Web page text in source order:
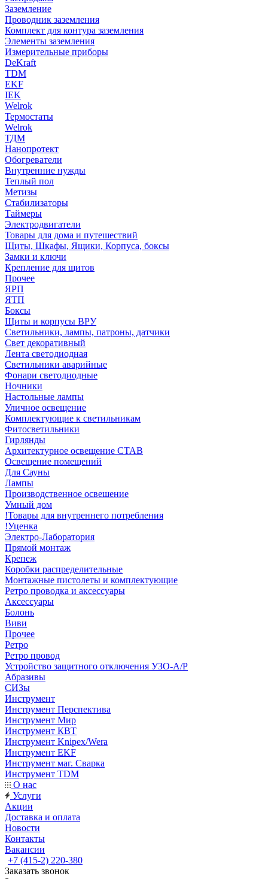
Заземление
Проводник заземления
Комплект для контура заземления
Элементы заземления
Измерительные приборы
DeKraft
TDM
EKF
IEK
Welrok
Термостаты
Welrok
ТДМ
Нанопротект
Обогреватели
Внутренние нужды
Теплый пол
Метизы
Стабилизаторы
Таймеры
Электродвигатели
Товары для дома и путешествий
Щиты, Шкафы, Ящики, Корпуса, боксы
Замки и ключи
Крепление для щитов
Прочее
ЯРП
ЯТП
Боксы
Щиты и корпусы ВРУ
Светильники, лампы, патроны, датчики
Свет декоративный
Лента светодиодная
Светильники аварийные
Фонари светодиодные
Ночники
Настольные лампы
Уличное освещение
Комплектующие к светильникам
Фитосветильники
Гирлянды
Архитектурное освещение СТАВ
Освещение помещений
Для Сауны
Лампы
Производственное освешение
Умный дом
!Товары для внутреннего потребления
!Уценка
Электро-Лаборатория
Прямой монтаж
Крепеж
Коробки распределительные
Монтажные пистолеты и комплектующие
Ретро проводка и аксессуары
Аксессуары
Болонь
Виви
Прочее
Ретро
Ретро провод
Устройство защитного отключения УЗО-А/Р
Абразивы
СИЗы
Инструмент
Инструмент Перспектива
Инструмент Мир
Инструмент КВТ
Инструмент Knipex/Wera
Инструмент EKF
Инструмент маг. Сварка
Инструмент TDM
О нас
Услуги
Акции
Доставка и оплата
Новости
Контакты
Вакансии
+7 (415-2) 220-380
Заказать звонок